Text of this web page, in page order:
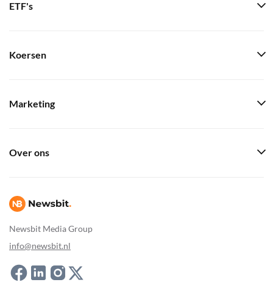
Newsbit Media Group
info@newsbit.nl
ETF's
Koersen
Marketing
Over ons